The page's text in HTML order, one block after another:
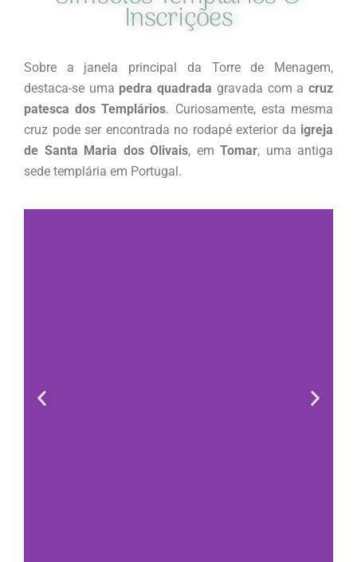
Inscrições
Sobre a janela principal da Torre de Menagem,
destaca-se uma pedra quadrada gravada com acruz
patesca dos Templários. Curiosamente, esta mesma
cruz pode ser encontrada no rodapé exterior da igreja
de Santa Maria dos Olivais, em Tomar, uma antiga
sede templária em Portugal.